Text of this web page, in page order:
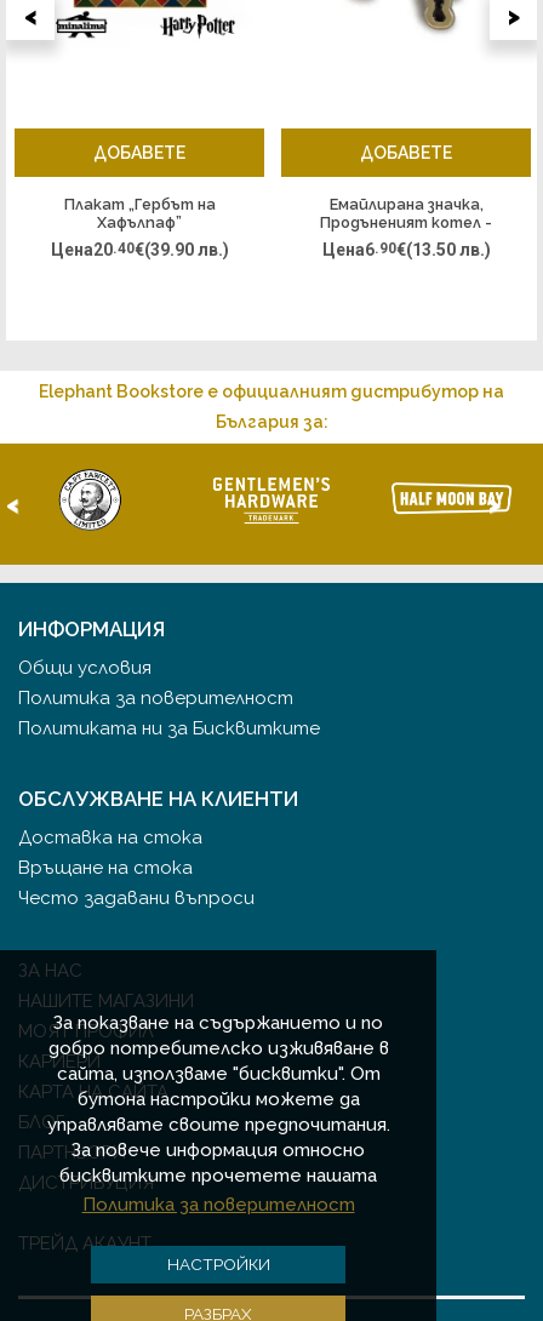
За показване на съдържанието и по
добро потребителско изживяване в
сайта, използваме "бисквитки". От
бутона настройки можете да
управлявате своите предпочитания.
За повече информация относно
бисквитките прочетете нашата
Политика за поверителност
НАСТРОЙКИ
РАЗБРАХ
ДОБАВЕТЕ
Плакат „Гербът на
Хафълпаф”
Цена20.40€(39.90 лв.)
ДОБАВЕТЕ
Емайлирана значка,
Продъненият котел -
Хари Потър
Цена6.90€(13.50 лв.)
< >
Elephant Bookstore е официалният дистрибутор на
България за:
< >
ИНФОРМАЦИЯ
Общи условия
Политика за поверителност
Политиката ни за Бисквитките
ОБСЛУЖВАНЕ НА КЛИЕНТИ
Доставка на стока
Връщане на стока
Често задавани въпроси
ЗА НАС
НАШИТЕ МАГАЗИНИ
МОЯТ ПРОФИЛ
КАРИЕРИ
КАРТА НА САЙТА
БЛОГ
ПАРТНЬОРИ
ДИСТРИБУЦИЯ
ТРЕЙД АКАУНТ